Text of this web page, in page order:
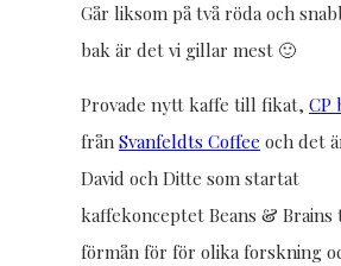
Går liksom på två röda och
bak är det vi gillar mest 🙂
Provade nytt kaffe till fikat, CP
från Svanfeldts Coffee och det
David och Ditte som startat
kaffekonceptet Beans & Brains
förmån för för olika forskning